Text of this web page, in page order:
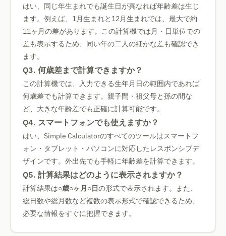
はい、同じ年生まれでも誕生日が異なれば年齢差は生じ
ます。例えば、1月生まれと12月生まれでは、最大で約
11ヶ月の差があります。この計算機では月・日単位での
差も表示するため、同い年の二人の細かな差も確認でき
ます。
Q3. 何歳差まで計算できますか？
この計算機では、入力できる生年月日の範囲内であれば
何歳差でも計算できます。親子間・祖父母と孫の間な
ど、大きな年齢差でも正確に計算可能です。
Q4. スマートフォンでも使えますか？
はい、Simple Calculatorのすべてのツールはスマートフ
ォン・タブレット・パソコンに対応したレスポンシブデ
ザインです。外出先でも手軽に年齢差を計算できます。
Q5. 計算結果はどのように表示されますか？
計算結果は○歳○ヶ月○日の形式で表示されます。また、
総日数や総月数など複数の表示形式で確認できるため、
必要な情報をすぐに把握できます。